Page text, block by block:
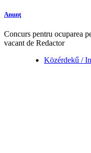
Anunţ
Concurs pentru ocuparea
vacant de Redactor
Közérdekű /